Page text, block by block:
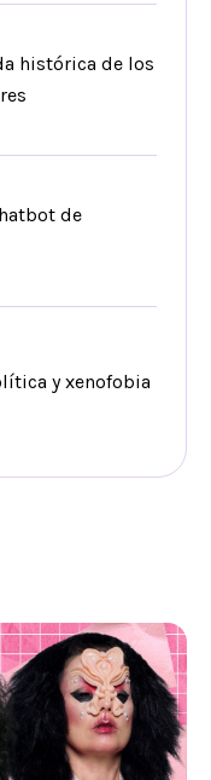
histórica de los
de
y xenofobia